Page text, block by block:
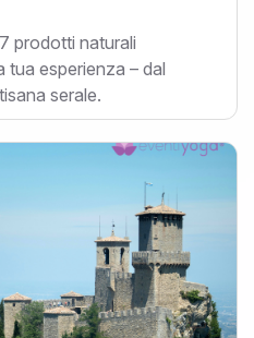
prodotti naturali
tua esperienza – dal
serale.